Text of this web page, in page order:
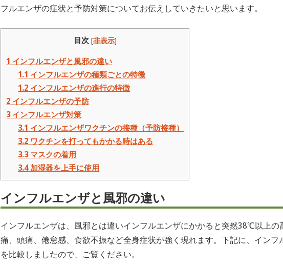
フルエンザの症状と予防対策についてお伝えしていきたいと思います。
目次 [非表示]
1 インフルエンザと風邪の違い
1.1 インフルエンザの種類ごとの特徴
1.2 インフルエンザの進行の特徴
2 インフルエンザの予防
3インフルエンザ対策
3.1 インフルエンザワクチンの接種（予防接種）
3.2 ワクチンを打ってもかかる時はある
3.3マスクの着用
3.4加湿器を上手に使用
インフルエンザと風邪の違い
インフルエンザは、風邪とは違いインフルエンザにかかると突然38℃以上の
痛、頭痛、倦怠感、食欲不振など全身症状が強く現れます。下記に、インフ
を比較しましたので、ご覧ください。